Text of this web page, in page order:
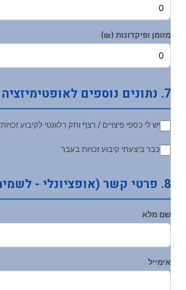
מזומן ופיקדונות (₪)
7. נתונים נוספים לאופטימיזציה
יש לי כספי פיצויים / רצף ותק רלוונטי לקיבוע זכויות
כבר ביצעתי קיבוע זכויות בעבר
8. פרטי קשר (אופציונלי - לשמירת הדוח)
שם מלא
אימייל